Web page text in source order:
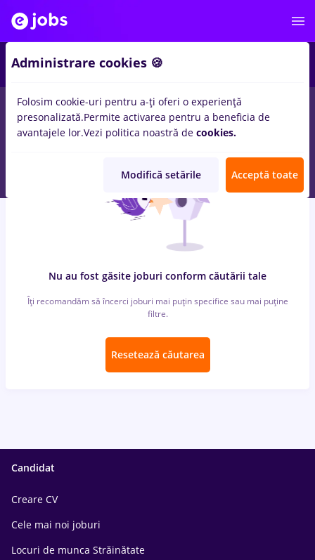
locuri de muncacu salarii sensiblu, Part timein
pentruFara experientainConstructii / Instalatii, IT / Telecom
Nu au fost găsite joburi conform căutării tale
Îți recomandăm să încerci joburi mai puțin specifice sau mai puține
filtre.
Resetează căutarea
Candidat
Creare CV
Cele mai noi joburi
Locuri de munca Străinătate
Administrare cookies 🍪
Folosim cookie-uri pentru a-ți oferi o experiență
presonalizată.Permite activarea pentru a beneficia de
avantajele lor.Vezi politica noastră de cookies.
Modifică setările Acceptă toate